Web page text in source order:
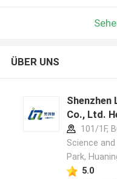
ÜBER UNS
Shenzhen
Co., Ltd.
101/1F,
Science
Park,
5.0